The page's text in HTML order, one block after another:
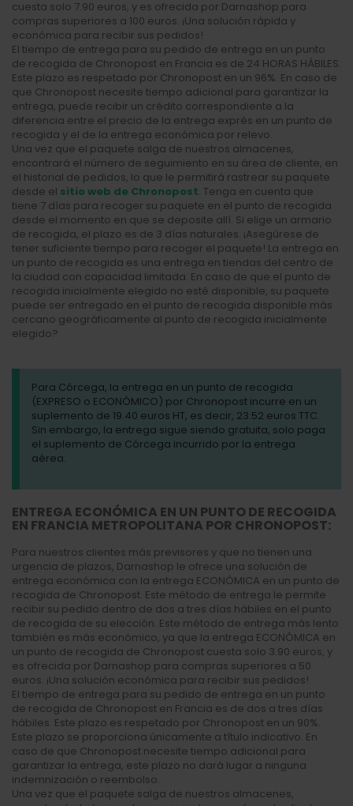
cuesta solo 7.90 euros, y es ofrecida por Darnashop para
compras superiores a 100 euros. ¡Una solución rápida y
económica para recibir sus pedidos!
El tiempo de entrega para su pedido de entrega en un punto
de recogida de Chronopost en Francia es de 24 HORAS HÁBILES.
Este plazo es respetado por Chronopost en un 96%. En caso de
que Chronopost necesite tiempo adicional para garantizar la
entrega, puede recibir un crédito correspondiente a la
diferencia entre el precio de la entrega exprés en un punto de
recogida y el de la entrega económica por relevo.
Una vez que el paquete salga de nuestros almacenes,
encontrará el número de seguimiento en su área de cliente, en
el historial de pedidos, lo que le permitirá rastrear su paquete
desde el sitio web de Chronopost. Tenga en cuenta que
tiene 7 días para recoger su paquete en el punto de recogida
desde el momento en que se deposite allí. Si elige un armario
de recogida, el plazo es de 3 días naturales. ¡Asegúrese de
tener suficiente tiempo para recoger el paquete! La entrega en
un punto de recogida es una entrega en tiendas del centro de
la ciudad con capacidad limitada. En caso de que el punto de
recogida inicialmente elegido no esté disponible, su paquete
puede ser entregado en el punto de recogida disponible más
cercano geográficamente al punto de recogida inicialmente
elegido?
Para Córcega, la entrega en un punto de recogida
(EXPRESO o ECONÓMICO) por Chronopost incurre en un
suplemento de 19.40 euros HT, es decir, 23.52 euros TTC.
Sin embargo, la entrega sigue siendo gratuita, solo paga
el suplemento de Córcega incurrido por la entrega
aérea.
ENTREGA ECONÓMICA EN UN PUNTO DE RECOGIDA
EN FRANCIA METROPOLITANA POR CHRONOPOST:
Para nuestros clientes más previsores y que no tienen una
urgencia de plazos, Darnashop le ofrece una solución de
entrega económica con la entrega ECONÓMICA en un punto de
recogida de Chronopost. Este método de entrega le permite
recibir su pedido dentro de dos a tres días hábiles en el punto
de recogida de su elección. Este método de entrega más lento
también es más económico, ya que la entrega ECONÓMICA en
un punto de recogida de Chronopost cuesta solo 3.90 euros, y
es ofrecida por Darnashop para compras superiores a 50
euros. ¡Una solución económica para recibir sus pedidos!
El tiempo de entrega para su pedido de entrega en un punto
de recogida de Chronopost en Francia es de dos a tres días
hábiles. Este plazo es respetado por Chronopost en un 90%.
Este plazo se proporciona únicamente a título indicativo. En
caso de que Chronopost necesite tiempo adicional para
garantizar la entrega, este plazo no dará lugar a ninguna
indemnización o reembolso.
Una vez que el paquete salga de nuestros almacenes,